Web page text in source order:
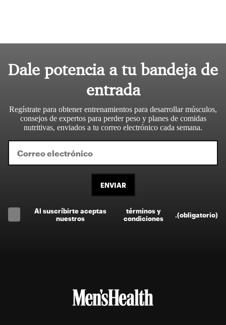
Dale potencia a tu bandeja de
entrada
Regístrate para obtener entrenamientos para desarrollar músculos,
consejos de expertos para perder peso y planes de comidas
nutritivas, enviados a tu correo electrónico cada semana.
ENVIAR
Al suscríbirte aceptas
nuestros
términos y
condiciones
(obligatorio)